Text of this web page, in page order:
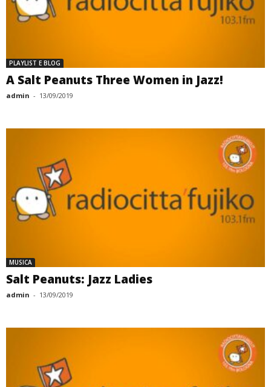
PLAYLIST E BLOG
A Salt Peanuts Three Women in Jazz!
admin - 13/09/2019
MUSICA
Salt Peanuts: Jazz Ladies
admin - 13/09/2019